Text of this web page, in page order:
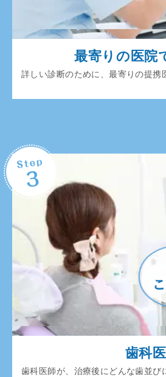
最寄りの医院
詳しい診断のために、最寄りの提
歯科
歯科医師が、治療後にどんな歯並